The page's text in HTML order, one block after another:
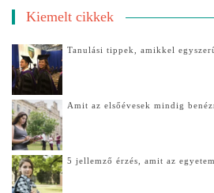
Kiemelt cikkek
Tanulási tippek, amikkel
Amit az elsőévesek mindig
5 jellemző érzés, amit az